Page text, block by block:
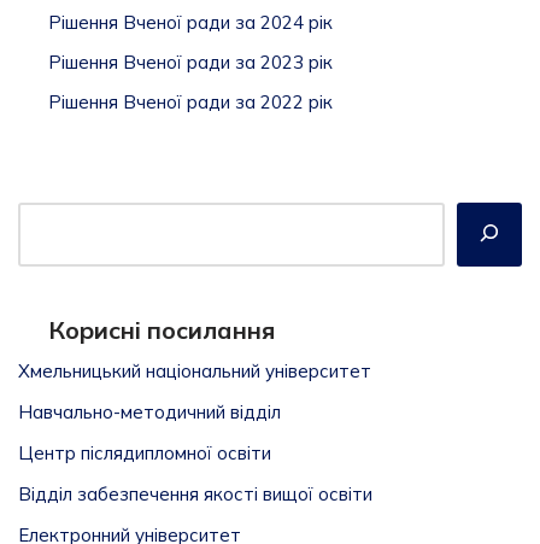
Рішення Вченої ради за 2024 рік
Рішення Вченої ради за 2023 рік
Рішення Вченої ради за 2022 рік
Корисні посилання
Хмельницький національний університет
Навчально-методичний відділ
Центр післядипломної освіти
Відділ забезпечення якості вищої освiти
Електронний університет